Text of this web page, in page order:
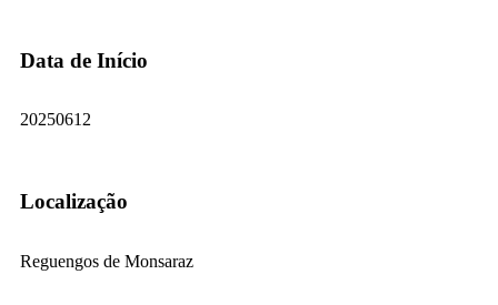
Data de Início
20250612
Localização
Reguengos de Monsaraz